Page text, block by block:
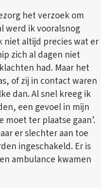
het verzoek om
werd ik vooralsnog
niet altijd precies wat er
zich al dagen niet
had. Maar het
of zij in contact waren
dan. Al snel kreeg ik
een gevoel in mijn
moet ter plaatse gaan’.
er slechter aan toe
ingeschakeld. Er is
ambulance kwamen